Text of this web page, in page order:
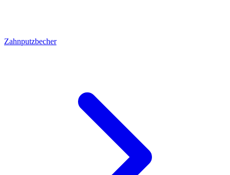
Zahnputzbecher